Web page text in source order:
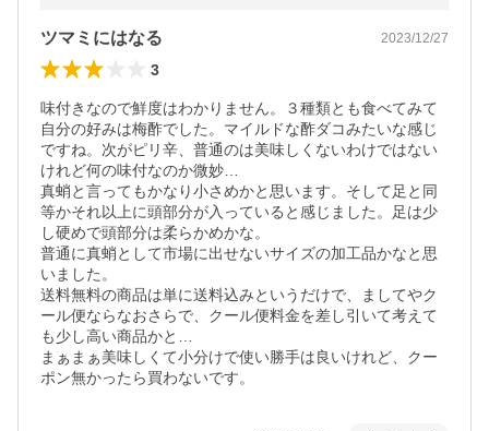
ツマミにはなる 2023/12/27
3
味付きなので鮮度はわかりません。３種類とも食べてみて
自分の好みは梅酢でした。マイルドな酢ダコみたいな感じ
ですね。次がピリ辛、普通のは美味しくないわけではない
けれど何の味付なのか微妙…
真蛸と言ってもかなり小さめかと思います。そして足と同
等かそれ以上に頭部分が入っていると感じました。足は少
し硬めで頭部分は柔らかめかな。
普通に真蛸として市場に出せないサイズの加工品かなと思
いました。
送料無料の商品は単に送料込みというだけで、ましてやク
ール便ならなおさらで、クール便料金を差し引いて考えて
も少し高い商品かと…
まぁまぁ美味しくて小分けで使い勝手は良いけれど、クー
ポン無かったら買わないです。